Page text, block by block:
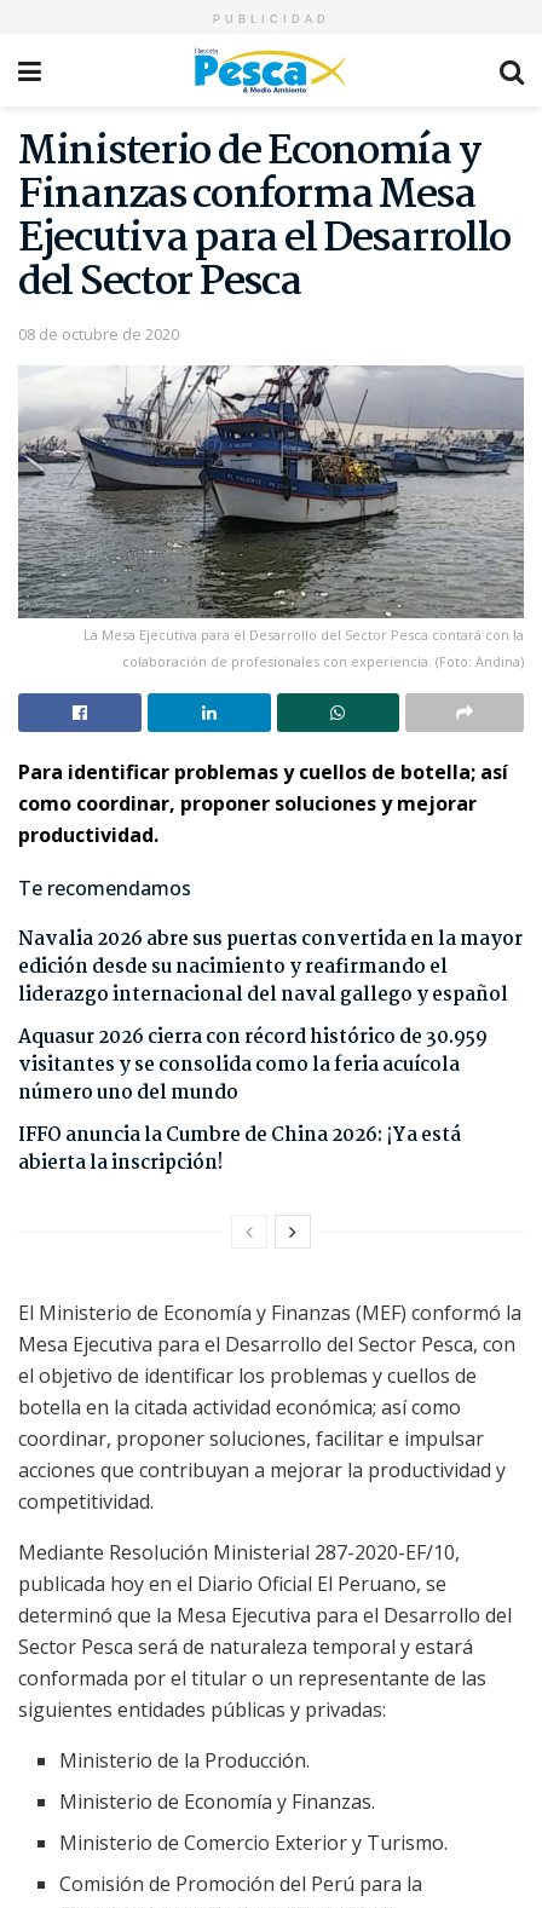
PUBLICIDAD
Ministerio de Economía y
Finanzas conforma Mesa
Ejecutiva para el Desarrollo
del Sector Pesca
08 de octubre de 2020
La Mesa Ejecutiva para el Desarrollo del Sector Pesca contará con la
colaboración de profesionales con experiencia. (Foto: Andina)
Para identificar problemas y cuellos de botella; así
como coordinar, proponer soluciones y mejorar
productividad.
Te recomendamos
Navalia 2026 abre sus puertas convertida en la mayor
edición desde su nacimiento y reafirmando el
liderazgo internacional del naval gallego y español
Aquasur 2026 cierra con récord histórico de 30.959
visitantes y se consolida como la feria acuícola
número uno del mundo
IFFO anuncia la Cumbre de China 2026: ¡Ya está
abierta la inscripción!
El Ministerio de Economía y Finanzas (MEF) conformó la
Mesa Ejecutiva para el Desarrollo del Sector Pesca, con
el objetivo de identificar los problemas y cuellos de
botella en la citada actividad económica; así como
coordinar, proponer soluciones, facilitar e impulsar
acciones que contribuyan a mejorar la productividad y
competitividad.
Mediante Resolución Ministerial 287-2020-EF/10,
publicada hoy en el Diario Oficial El Peruano, se
determinó que la Mesa Ejecutiva para el Desarrollo del
Sector Pesca será de naturaleza temporal y estará
conformada por el titular o un representante de las
siguientes entidades públicas y privadas:
Ministerio de la Producción.
Ministerio de Economía y Finanzas.
Ministerio de Comercio Exterior y Turismo.
Comisión de Promoción del Perú para la